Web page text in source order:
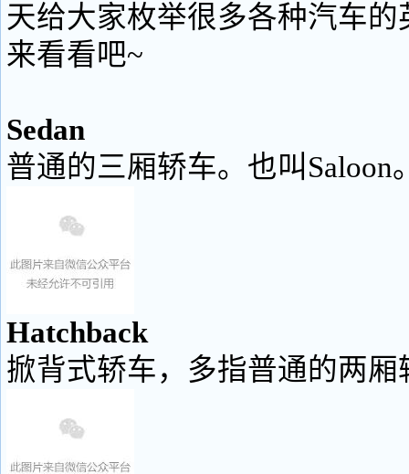
天给大家枚举很多各种汽车
来看看吧~
Sedan
普通的三厢轿车。也叫Saloon
Hatchback
掀背式轿车，多指普通的两厢